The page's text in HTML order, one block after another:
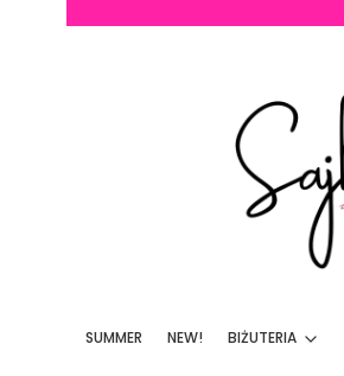
SUMMER NEW! BIŻUTERIA